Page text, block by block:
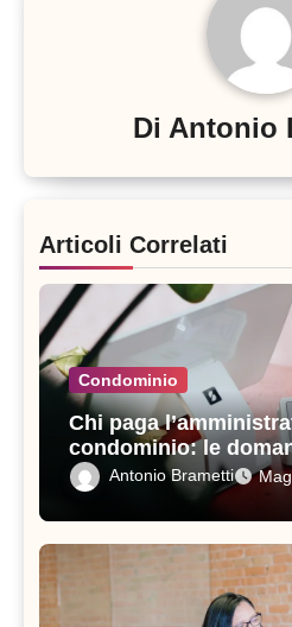
Di Antonio
Articoli Correlati
Condominio
Chi paga
condominio: le
Antonio Brametti